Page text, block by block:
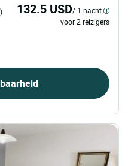
132.5 USD/ 1 nacht
voor 2 reizigers